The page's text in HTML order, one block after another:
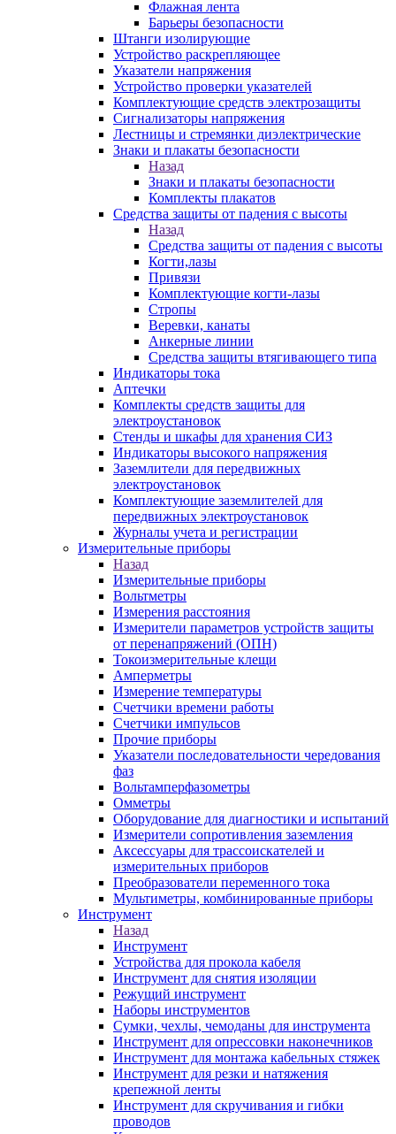
Флажная лента
Барьеры безопасности
Штанги изолирующие
Устройство раскрепляющее
Указатели напряжения
Устройство проверки указателей
Комплектующие средств электрозащиты
Сигнализаторы напряжения
Лестницы и стремянки диэлектрические
Знаки и плакаты безопасности
Назад
Знаки и плакаты безопасности
Комплекты плакатов
Средства защиты от падения с высоты
Назад
Средства защиты от падения с высоты
Когти,лазы
Привязи
Комплектующие когти-лазы
Стропы
Веревки, канаты
Анкерные линии
Средства защиты втягивающего типа
Индикаторы тока
Аптечки
Комплекты средств защиты для
электроустановок
Стенды и шкафы для хранения СИЗ
Индикаторы высокого напряжения
Заземлители для передвижных
электроустановок
Комплектующие заземлителей для
передвижных электроустановок
Журналы учета и регистрации
Измерительные приборы
Назад
Измерительные приборы
Вольтметры
Измерения расстояния
Измерители параметров устройств защиты
от перенапряжений (ОПН)
Токоизмерительные клещи
Амперметры
Измерение температуры
Счетчики времени работы
Счетчики импульсов
Прочие приборы
Указатели последовательности чередования
фаз
Вольтамперфазометры
Омметры
Оборудование для диагностики и испытаний
Измерители сопротивления заземления
Аксессуары для трассоискателей и
измерительных приборов
Преобразователи переменного тока
Мультиметры, комбинированные приборы
Инструмент
Назад
Инструмент
Устройства для прокола кабеля
Инструмент для снятия изоляции
Режущий инструмент
Наборы инструментов
Сумки, чехлы, чемоданы для инструмента
Инструмент для опрессовки наконечников
Инструмент для монтажа кабельных стяжек
Инструмент для резки и натяжения
крепежной ленты
Инструмент для скручивания и гибки
проводов